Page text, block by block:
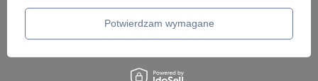
Potwierdzam wymagane